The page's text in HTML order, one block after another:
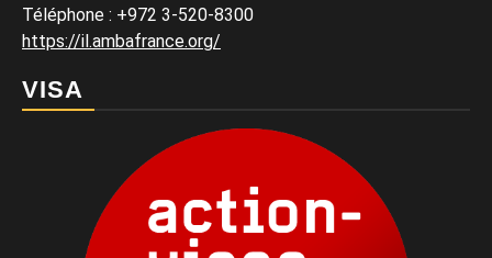
Téléphone : +972 3-520-8300
https://il.ambafrance.org/
VISA